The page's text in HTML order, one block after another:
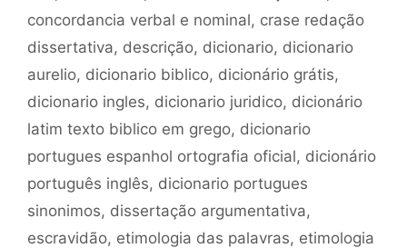
concordancia verbal e nominal, crase redação
dissertativa, descrição, dicionario, dicionario
aurelio, dicionario biblico, dicionário grátis,
dicionario ingles, dicionario juridico, dicionário
latim texto biblico em grego, dicionario
portugues espanhol ortografia oficial, dicionário
português inglês, dicionario portugues
sinonimos, dissertação argumentativa,
escravidão, etimologia das palavras, etimologia